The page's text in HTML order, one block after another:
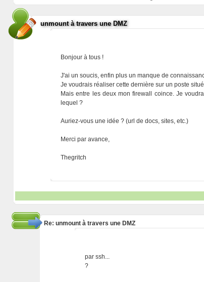
unmount à travers une DMZ
Bonjour à tous !
J'ai un soucis, enfin plus un manque de
Je voudrais réaliser cette dernière sur un poste
Mais entre les deux mon firewall coince. Je
lequel ?
Auriez-vous une idée ? (url de docs, sites, etc.)
Merci par avance,
Thegritch
Re: unmount à travers une DMZ
par ssh...
?